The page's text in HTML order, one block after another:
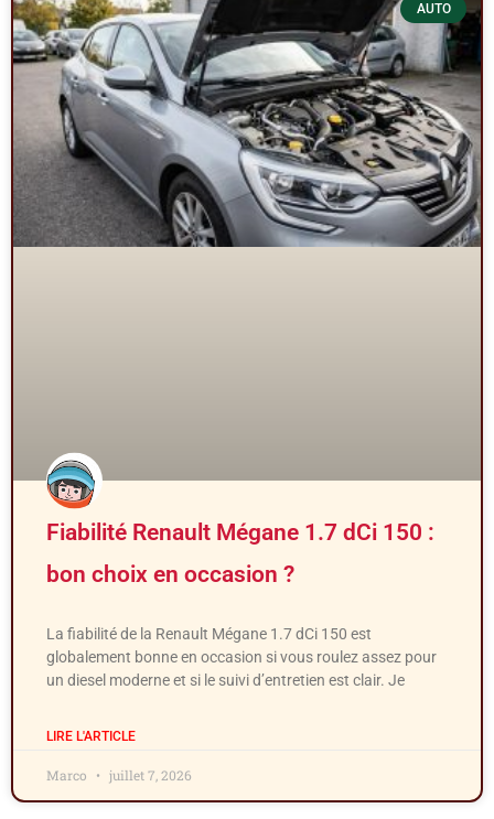
AUTO
Fiabilité Renault Mégane 1.7 dCi 150 :
bon choix en occasion ?
La fiabilité de la Renault Mégane 1.7 dCi 150 est
globalement bonne en occasion si vous roulez assez pour
un diesel moderne et si le suivi d’entretien est clair. Je
LIRE L'ARTICLE
Marco juillet 7, 2026